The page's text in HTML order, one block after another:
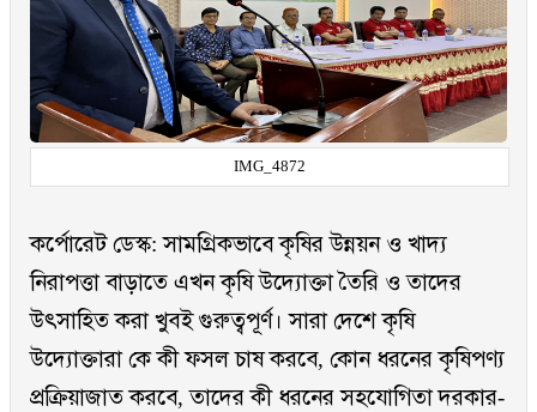
IMG_4872
কর্পোরেট ডেস্ক: সামগ্রিকভাবে কৃষির উন্নয়ন ও খাদ্য
নিরাপত্তা বাড়াতে এখন কৃষি উদ্যোক্তা তৈরি ও তাদের
উৎসাহিত করা খুবই গুরুত্বপূর্ণ। সারা দেশে কৃষি
উদ্যোক্তারা কে কী ফসল চাষ করবে, কোন ধরনের কৃষিপণ্য
প্রক্রিয়াজাত করবে, তাদের কী ধরনের সহযোগিতা দরকার-